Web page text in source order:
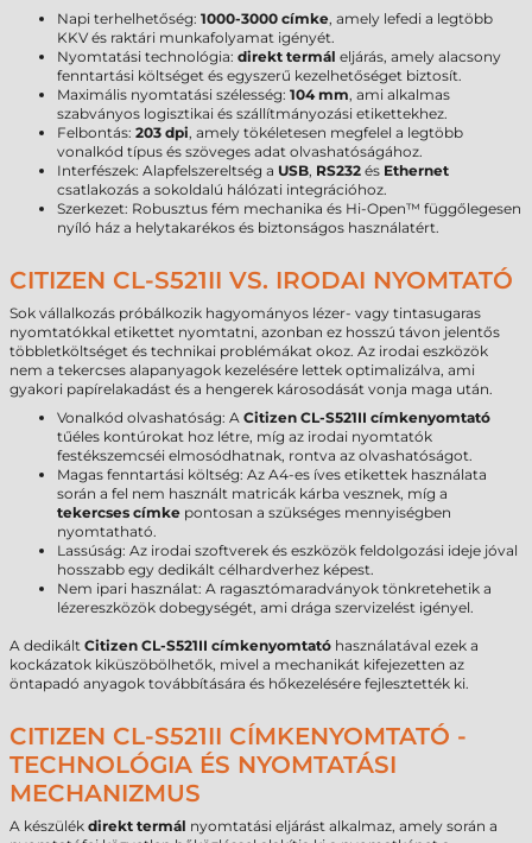
Napi terhelhetőség: 1000-3000 címke, amely lefedi a legtöbb
KKV és raktári munkafolyamat igényét.
Nyomtatási technológia: direkt termál eljárás, amely alacsony
fenntartási költséget és egyszerű kezelhetőséget biztosít.
Maximális nyomtatási szélesség: 104 mm, ami alkalmas
szabványos logisztikai és szállítmányozási etikettekhez.
Felbontás: 203 dpi, amely tökéletesen megfelel a legtöbb
vonalkód típus és szöveges adat olvashatóságához.
Interfészek: Alapfelszereltség a USB, RS232 és Ethernet
csatlakozás a sokoldalú hálózati integrációhoz.
Szerkezet: Robusztus fém mechanika és Hi-Open™ függőlegesen
nyíló ház a helytakarékos és biztonságos használatért.
CITIZEN CL-S521II VS. IRODAI NYOMTATÓ
Sok vállalkozás próbálkozik hagyományos lézer- vagy tintasugaras
nyomtatókkal etikettet nyomtatni, azonban ez hosszú távon jelentős
többletköltséget és technikai problémákat okoz. Az irodai eszközök
nem a tekercses alapanyagok kezelésére lettek optimalizálva, ami
gyakori papírelakadást és a hengerek károsodását vonja maga után.
Vonalkód olvashatóság: A Citizen CL-S521II címkenyomtató
tűéles kontúrokat hoz létre, míg az irodai nyomtatók
festékszemcséi elmosódhatnak, rontva az olvashatóságot.
Magas fenntartási költség: Az A4-es íves etikettek használata
során a fel nem használt matricák kárba vesznek, míg a
tekercses címke pontosan a szükséges mennyiségben
nyomtatható.
Lassúság: Az irodai szoftverek és eszközök feldolgozási ideje jóval
hosszabb egy dedikált célhardverhez képest.
Nem ipari használat: A ragasztómaradványok tönkretehetik a
lézereszközök dobegységét, ami drága szervizelést igényel.
A dedikált Citizen CL-S521II címkenyomtató használatával ezek a
kockázatok kiküszöbölhetők, mivel a mechanikát kifejezetten az
öntapadó anyagok továbbítására és hőkezelésére fejlesztették ki.
CITIZEN CL-S521II CÍMKENYOMTATÓ -
TECHNOLÓGIA ÉS NYOMTATÁSI
MECHANIZMUS
A készülék direkt termál nyomtatási eljárást alkalmaz, amely során a